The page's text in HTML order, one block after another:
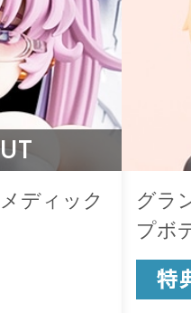
ディック
グラ
プボ